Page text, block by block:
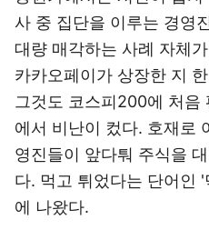
사 중 집단을 이루는 경영
대량 매각하는 사례 자체
카카오페이가 상장한 지
그것도 코스피200에 처음
에서 비난이 컸다. 호재로
영진들이 앞다퉈 주식을
다. 먹고 튀었다는 단어인
에 나왔다.